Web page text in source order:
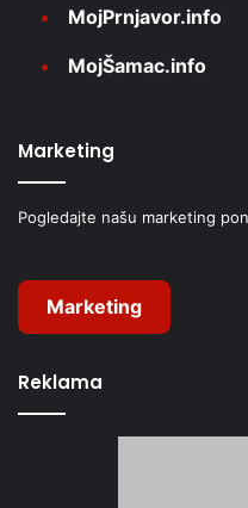
MojPrnjavor.info
MojŠamac.info
Marketing
Pogledajte našu marketing
Marketing
Reklama